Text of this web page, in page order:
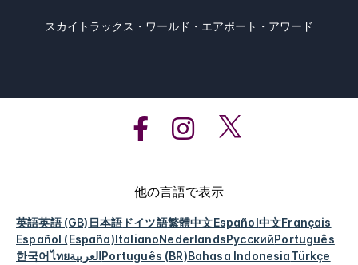
スカイトラックス・ワールド・エアポート・アワード
他の言語で表示
英語英語 (GB) 日本語 ドイツ語繁體中文Español中文Français
Español (España)ItalianoNederlandsРусскийPortuguês
한국어ไทยالعربيةPortuguês (BR)Bahasa IndonesiaTürkçe